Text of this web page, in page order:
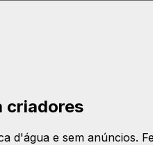
criadores
d'água e sem anúncios.